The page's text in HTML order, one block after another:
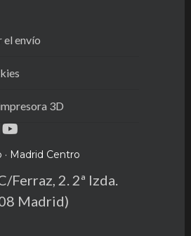
el envío
3D
Madrid Centro
Ferraz, 2. 2ª Izda.
Madrid)